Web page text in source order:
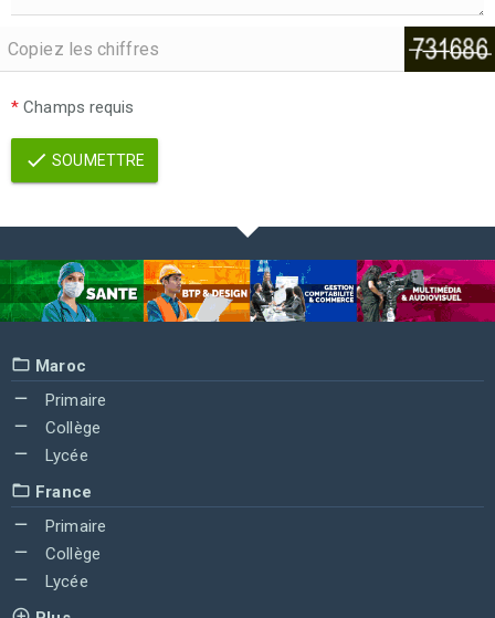
* Champs requis
SOUMETTRE
Maroc
Primaire
Collège
Lycée
France
Primaire
Collège
Lycée